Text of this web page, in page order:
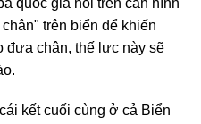
quốc gia nói trên cần hình
trên biển để khiến
đưa chân, thế lực này sẽ
kết cuối cùng ở cả Biển